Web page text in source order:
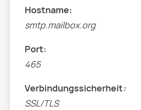
Hostname:
smtp.mailbox.org
Port:
465
Verbindungssicherheit:
SSL/TLS